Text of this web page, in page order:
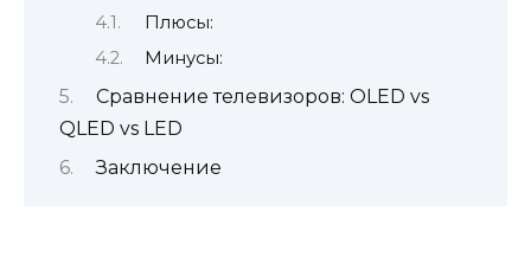
Плюсы:
Минусы:
Сравнение телевизоров: OLED vs
QLED vs LED
Заключение